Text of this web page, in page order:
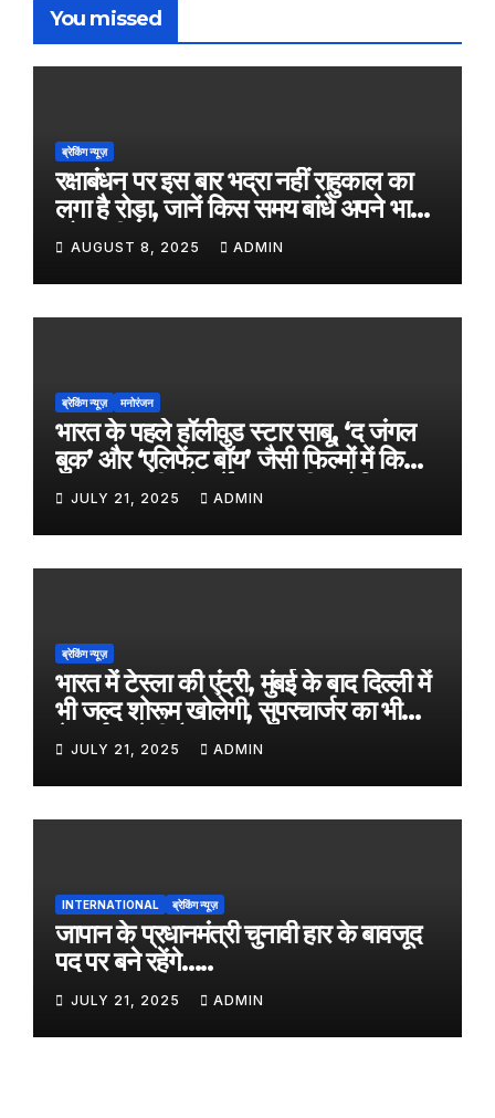
You missed
ब्रेकिंग न्यूज़
रक्षाबंधन पर इस बार भद्रा नहीं राहुकाल का
लगा है रोड़ा, जानें किस समय बांधे अपने भाई
को राखी
AUGUST 8, 2025 ADMIN
ब्रेकिंग न्यूज़ मनोरंजन
भारत के पहले हॉलीवुड स्टार साबू, ‘द जंगल
बुक’ और ‘एलिफेंट बॉय’ जैसी फिल्मों में किया
काम, जल्द ही बड़े पर्दे पर आएगी बायोपिक
JULY 21, 2025 ADMIN
ब्रेकिंग न्यूज़
भारत में टेस्ला की एंट्री, मुंबई के बाद दिल्ली में
भी जल्द शोरूम खोलेगी, सुपरचार्जर का भी
नेटवर्क करेगी तैयार
JULY 21, 2025 ADMIN
INTERNATIONAL ब्रेकिंग न्यूज़
जापान के प्रधानमंत्री चुनावी हार के बावजूद
पद पर बने रहेंगे…..
JULY 21, 2025 ADMIN